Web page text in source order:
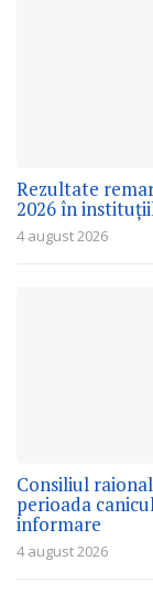
Rezultate
2026 în
4 august 2026
Consiliul
perioada
informare
4 august 2026